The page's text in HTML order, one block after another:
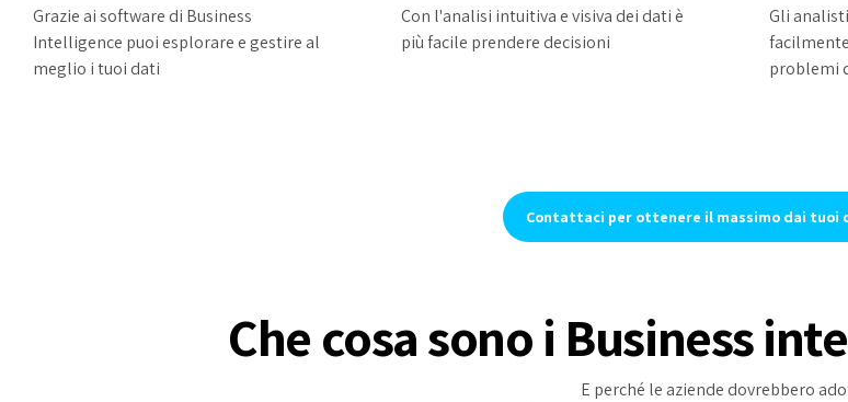
Grazie ai software di Business
Intelligence puoi esplorare e gestire al
meglio i tuoi dati
Con l'analisi intuitiva e visiva dei dati è
più facile prendere decisioni
Gli
problemi
Contattaci per ottenere il massimo dai tuoi
Che cosa sono i Business
E perché le aziende dovrebbero